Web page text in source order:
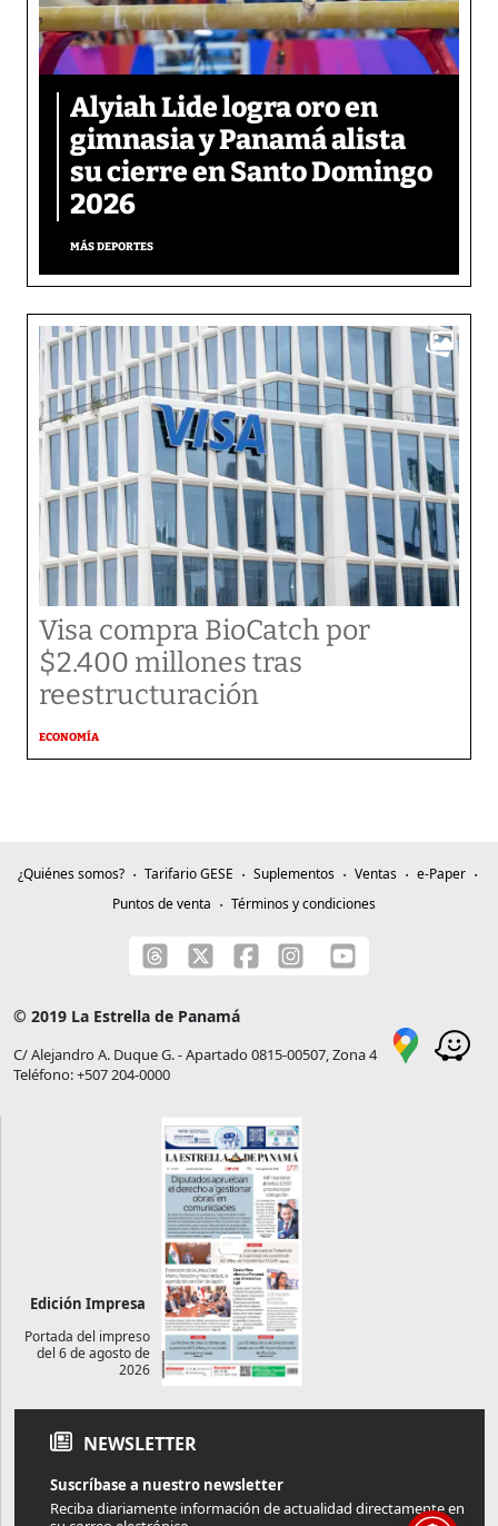
Alyiah Lide logra oro en
gimnasia y Panamá alista
su cierre en Santo Domingo
2026
MÁS DEPORTES
Visa compra BioCatch por
$2.400 millones tras
reestructuración
ECONOMÍA
¿Quiénes somos? Tarifario GESE Suplementos Ventas
e-Paper
Puntos de venta
Términos y condiciones
© 2019 La Estrella de Panamá
C/ Alejandro A. Duque G. - Apartado 0815-00507, Zona 4
Teléfono: +507 204-0000
Edición Impresa
Portada del impreso
del 6 de agosto de
2026
NEWSLETTER
Suscríbase a nuestro newsletter
Reciba diariamente información de actualidad directamente en